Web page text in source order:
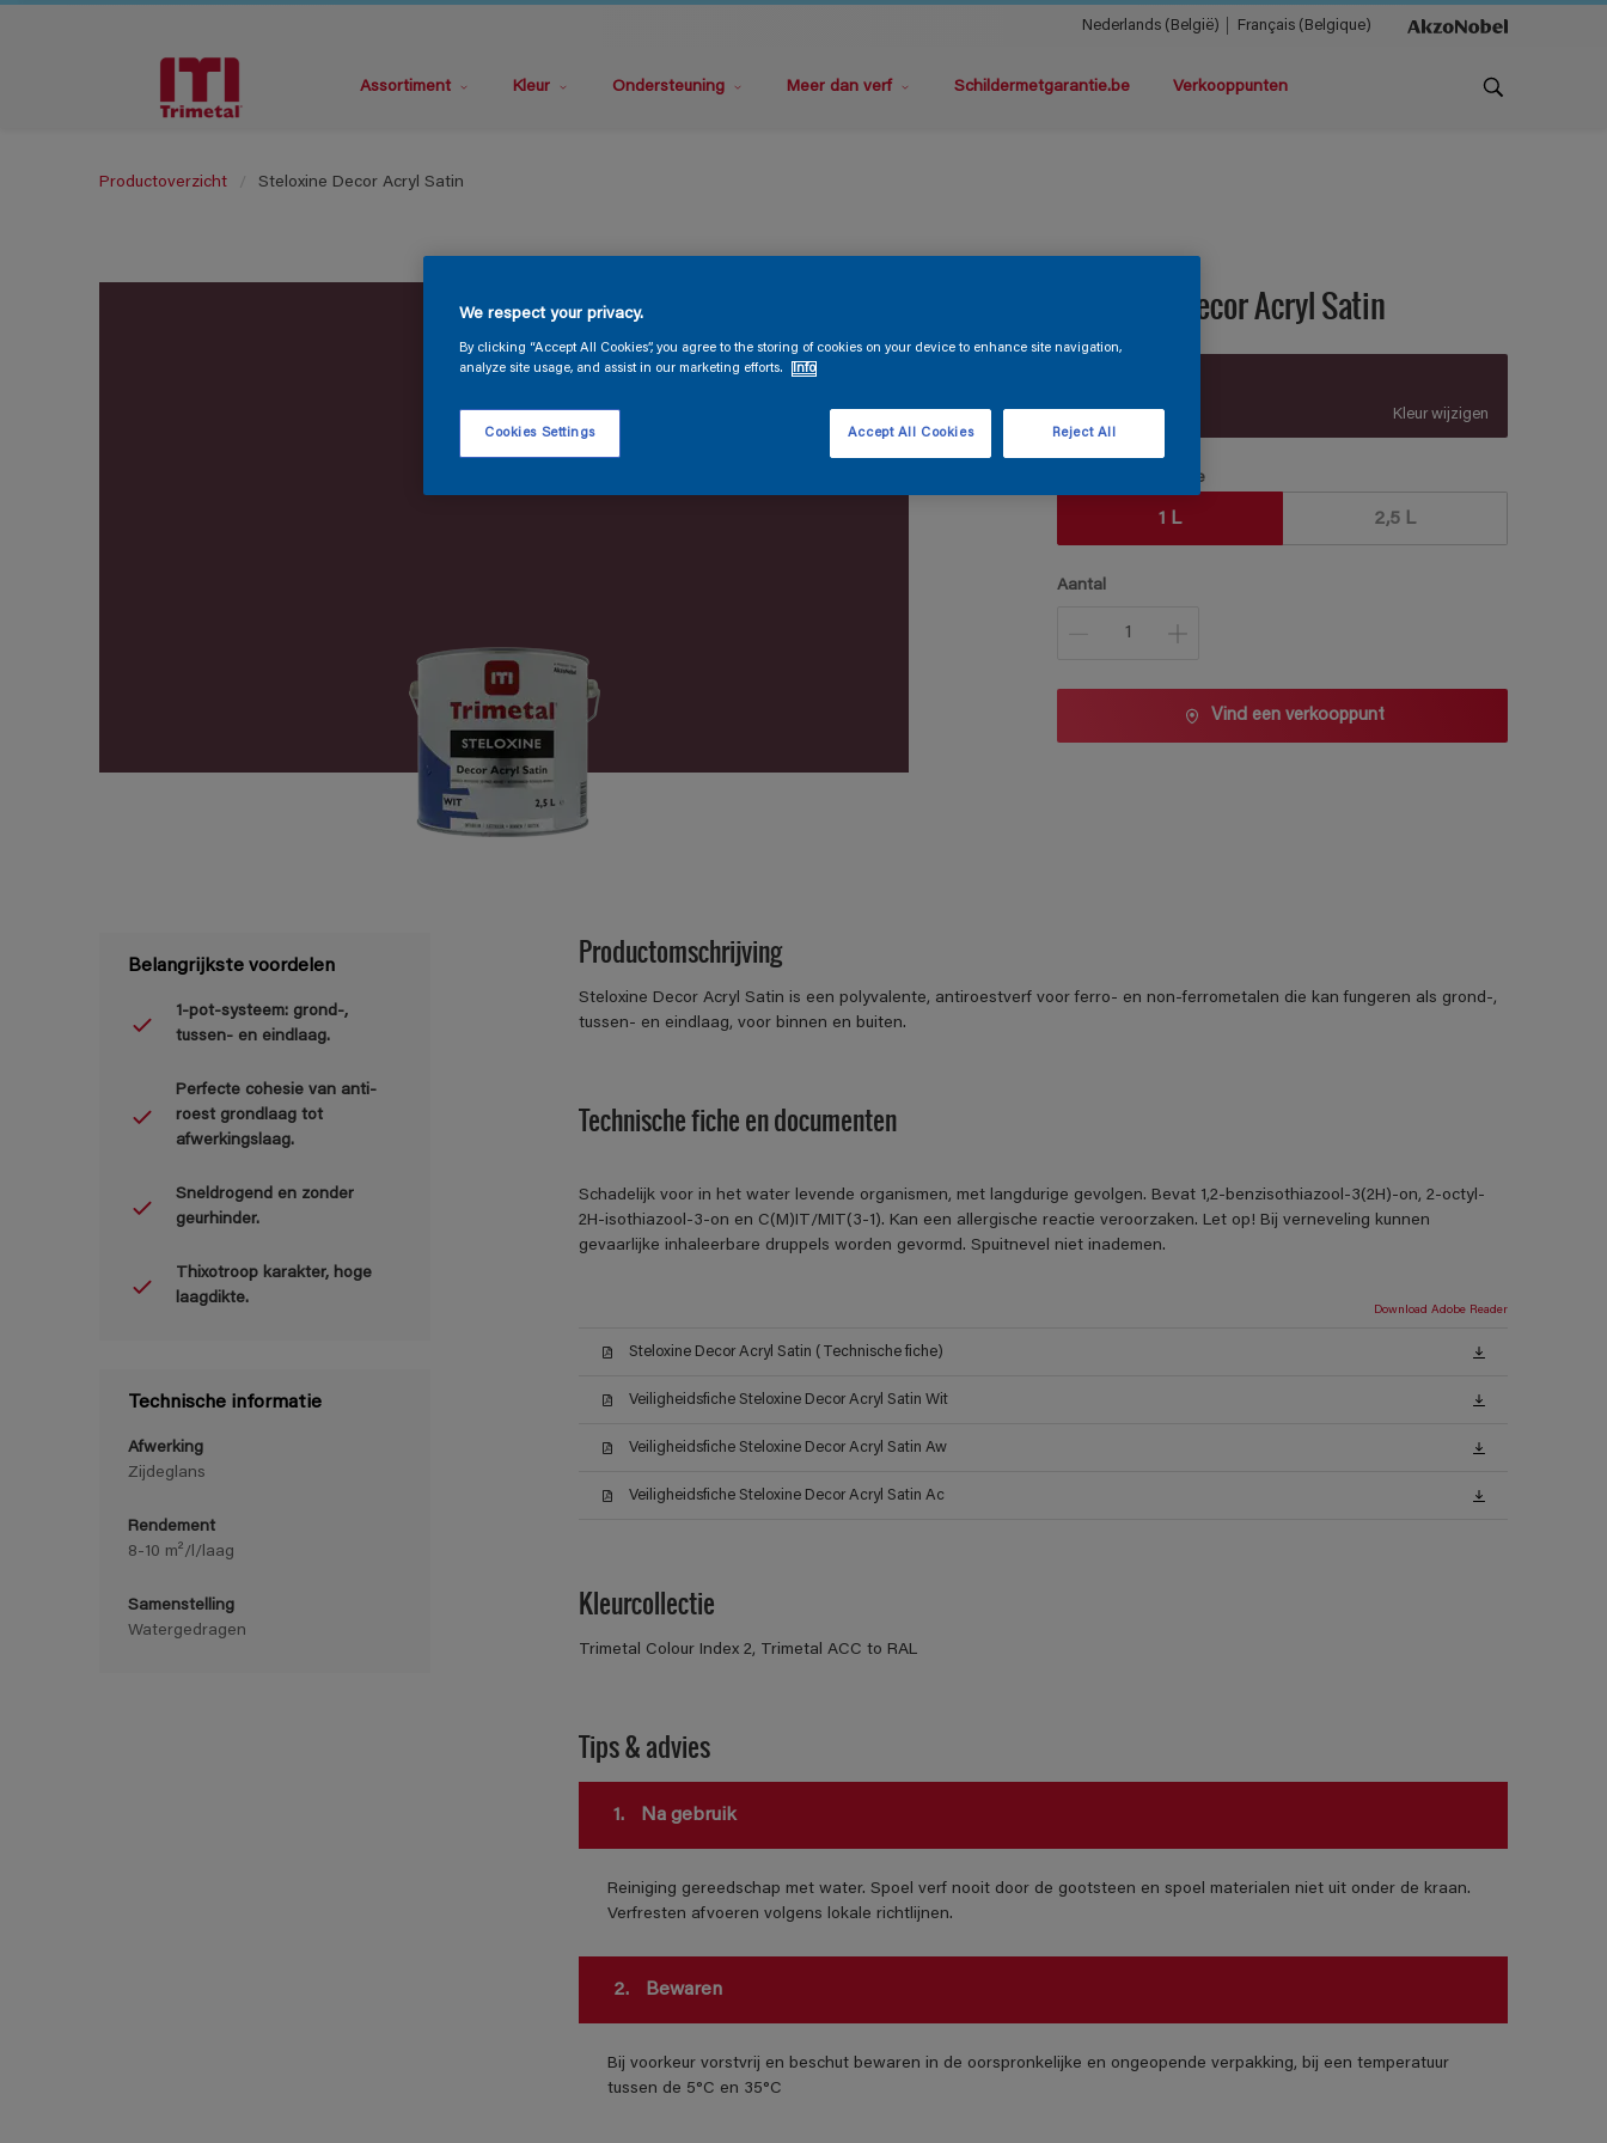
Nederlands (België) Français (Belgique)
Assortiment Kleur Ondersteuning Meer dan verf Schildermetgarantie.be Verkooppunten
Productoverzicht Steloxine Decor Acryl Satin
Steloxine Decor Acryl Satin
Kleur wijzigen
Verpakkingsgrootte
1 L 2,5 L
Aantal
Vind een verkooppunt
Belangrijkste voordelen
1-pot-systeem: grond-,
tussen- en eindlaag.
Perfecte cohesie van anti-
roest grondlaag tot
afwerkingslaag.
Sneldrogend en zonder
geurhinder.
Thixotroop karakter, hoge
laagdikte.
Technische informatie
Afwerking
Zijdeglans
Rendement
8-10 m²/l/laag
Samenstelling
Watergedragen
Productomschrijving
Steloxine Decor Acryl Satin is een polyvalente, antiroestverf voor ferro- en non-ferrometalen die kan fungeren als grond-,
tussen- en eindlaag, voor binnen en buiten.
Technische fiche en documenten
Schadelijk voor in het water levende organismen, met langdurige gevolgen. Bevat 1,2-benzisothiazool-3(2H)-on, 2-octyl-
2H-isothiazool-3-on en C(M)IT/MIT(3-1). Kan een allergische reactie veroorzaken. Let op! Bij verneveling kunnen
gevaarlijke inhaleerbare druppels worden gevormd. Spuitnevel niet inademen.
Download Adobe Reader
Steloxine Decor Acryl Satin (Technische fiche)
Veiligheidsfiche Steloxine Decor Acryl Satin Wit
Veiligheidsfiche Steloxine Decor Acryl Satin Aw
Veiligheidsfiche Steloxine Decor Acryl Satin Ac
Kleurcollectie
Trimetal Colour Index 2, Trimetal ACC to RAL
Tips & advies
1. Na gebruik
Reiniging gereedschap met water. Spoel verf nooit door de gootsteen en spoel materialen niet uit onder de kraan.
Verfresten afvoeren volgens lokale richtlijnen.
2. Bewaren
Bij voorkeur vorstvrij en beschut bewaren in de oorspronkelijke en ongeopende verpakking, bij een temperatuur
tussen de 5°C en 35°C
We respect your privacy.
By clicking “Accept All Cookies”, you agree to the storing of cookies on your device to enhance site navigation,
analyze site usage, and assist in our marketing efforts.
Info
Cookies Settings Reject All
Accept All Cookies